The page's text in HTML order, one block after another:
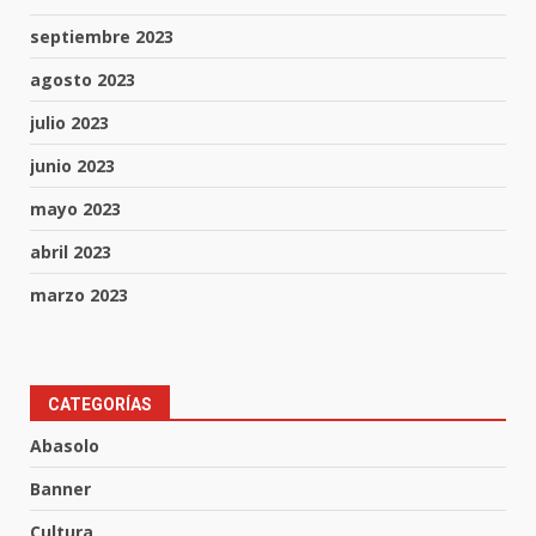
septiembre 2023
agosto 2023
julio 2023
junio 2023
mayo 2023
abril 2023
marzo 2023
CATEGORÍAS
Abasolo
Banner
3